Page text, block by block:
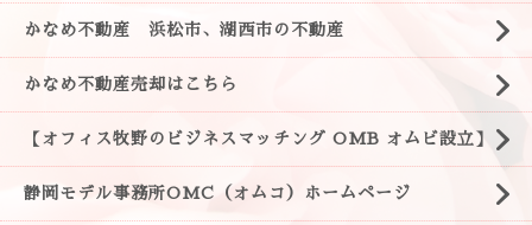
かなめ不動産 浜松市、湖西市の不動産
かなめ不動産売却はこちら
【オフィス牧野のビジネスマッチング OMB オムビ設立】
静岡モデル事務所OMC（オムコ）ホームページ